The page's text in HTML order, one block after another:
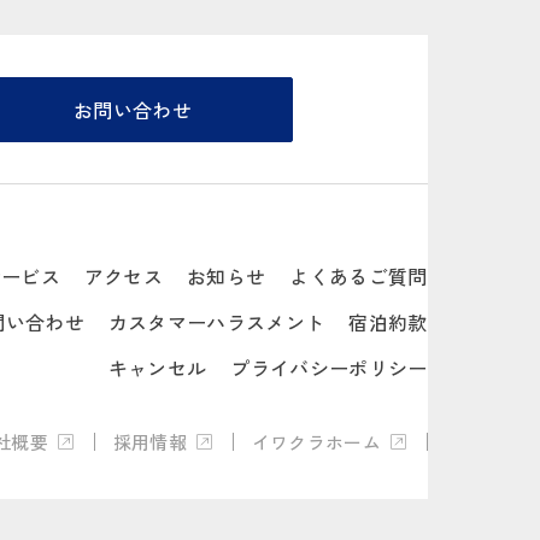
お問い合わせ
ビス アクセス お知らせ
よくあるご質問
い合わせ
カスタマーハラスメント
宿泊約款
キャンセル
プライバシーポリシー
概要 採用情報 イワクラホーム